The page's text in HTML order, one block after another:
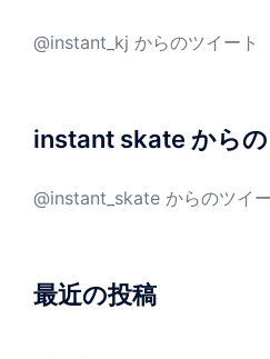
@instant_kj からのツイート
instant skate からの
@instant_skate からのツイ
最近の投稿